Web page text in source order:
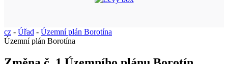
cz - Úřad - Územní plán Borotína
Územní plán Borotína